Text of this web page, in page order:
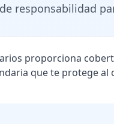
responsabilidad
proporciona
que te protege